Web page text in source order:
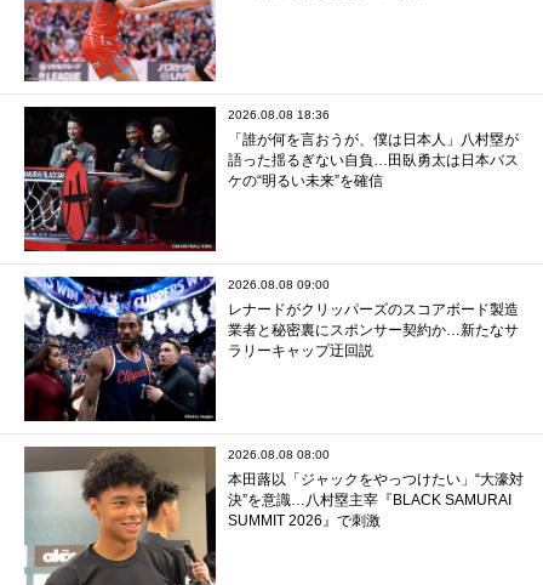
2026.08.08 18:36
「誰が何を言おうが、僕は日本人」八村塁が
語った揺るぎない自負…田臥勇太は日本バス
ケの“明るい未来”を確信
2026.08.08 09:00
レナードがクリッパーズのスコアボード製造
業者と秘密裏にスポンサー契約か‬…新たなサ
ラリーキャップ迂回説
2026.08.08 08:00
本田蕗以「ジャックをやっつけたい」“大濠対
決”を意識…八村塁主宰『BLACK SAMURAI
SUMMIT 2026』で刺激